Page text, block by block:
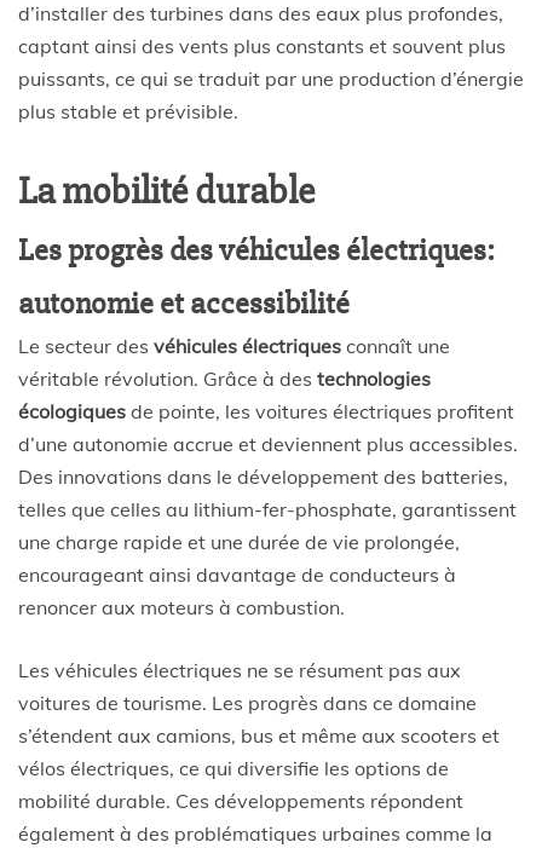
d’installer des turbines dans des eaux plus profondes,
captant ainsi des vents plus constants et souvent plus
puissants, ce qui se traduit par une production d’énergie
plus stable et prévisible.
La mobilité durable
Les progrès des véhicules électriques:
autonomie et accessibilité
Le secteur des véhicules électriques connaît une
véritable révolution. Grâce à des technologies
écologiques de pointe, les voitures électriques profitent
d’une autonomie accrue et deviennent plus accessibles.
Des innovations dans le développement des batteries,
telles que celles au lithium-fer-phosphate, garantissent
une charge rapide et une durée de vie prolongée,
encourageant ainsi davantage de conducteurs à
renoncer aux moteurs à combustion.
Les véhicules électriques ne se résument pas aux
voitures de tourisme. Les progrès dans ce domaine
s’étendent aux camions, bus et même aux scooters et
vélos électriques, ce qui diversifie les options de
mobilité durable. Ces développements répondent
également à des problématiques urbaines comme la